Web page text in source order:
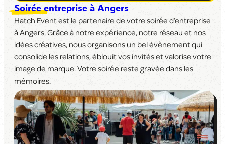
Soirée entreprise à Angers
Hatch Event est le partenaire de votre soirée d’entreprise
à Angers. Grâce à notre expérience, notre réseau et nos
idées créatives, nous organisons un bel évènement qui
consolide les relations, éblouit vos invités et valorise votre
image de marque. Votre soirée reste gravée dans les
mémoires.